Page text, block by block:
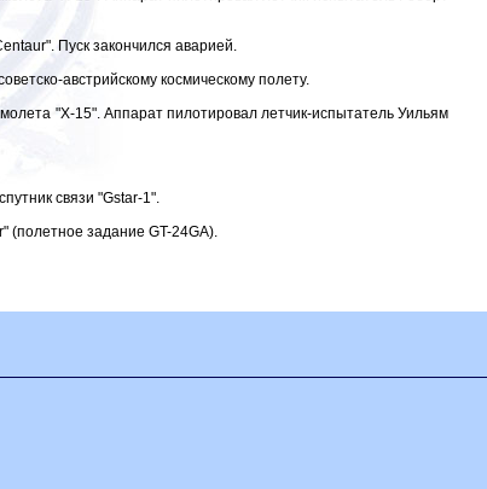
Пуск закончился аварией.
австрийскому космическому полету.
"Х-15". Аппарат пилотировал летчик-испытатель Уильям
связи "Gstar-1".
задание GT-24GA).